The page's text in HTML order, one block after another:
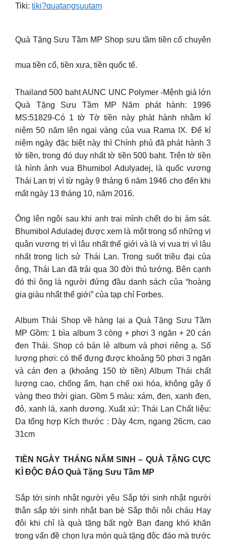
Tiki: tiki?quatangsuutam
Quà Tặng Sưu Tầm MP Shop sưu tầm tiền cổ chuyên
mua tiền cổ, tiền xưa, tiền quốc tế.
Thailand 500 baht AUNC UNC Polymer -Mệnh giá lớn
Quà Tặng Sưu Tầm MP Năm phát hành: 1996
MS:51829-Có 1 tờ Tờ tiền này phát hành nhằm kỉ
niệm 50 năm lên ngai vàng của vua Rama IX. Để kỉ
niệm ngày đặc biệt này thì Chính phủ đã phát hành 3
tờ tiền, trong đó duy nhất tờ tiền 500 baht. Trên tờ tiền
là hình ảnh vua Bhumibol Adulyadej, là quốc vương
Thái Lan trị vì từ ngày 9 tháng 6 năm 1946 cho đến khi
mất ngày 13 tháng 10, năm 2016.
Ông lên ngôi sau khi anh trai mình chết do bị ám sát.
Bhumibol Aduladej được xem là một trong số những vị
quân vương trị vì lâu nhất thế giới và là vị vua trị vì lâu
nhất trong lịch sử Thái Lan. Trong suốt triều đại của
ông, Thái Lan đã trải qua 30 đời thủ tướng. Bên cạnh
đó thì ông là người đứng đầu danh sách của “hoàng
gia giàu nhất thế giới” của tạp chí Forbes.
Album Thái Shop về hàng lại ạ Quà Tặng Sưu Tầm
MP Gồm: 1 bìa album 3 còng + phơi 3 ngăn + 20 cán
đen Thái. Shop có bán lẻ album và phơi riêng ạ. Số
lượng phơi: có thể đựng được khoảng 50 phơi 3 ngăn
và cán đen ạ (khoảng 150 tờ tiền) Album Thái chất
lượng cao, chống ẩm, hạn chế oxi hóa, không gây ố
vàng theo thời gian. Gồm 5 màu: xám, đen, xanh đen,
đỏ, xanh lá, xanh dương. Xuất xứ: Thái Lan Chất liệu:
Da tổng hợp Kích thước : Dày 4cm, ngang 26cm, cao
31cm
TIỀN NGÀY THÁNG NĂM SINH – QUÀ TẶNG CỰC
KÌ ĐỘC ĐÁO Quà Tặng Sưu Tầm MP
Sắp tới sinh nhật người yêu Sắp tới sinh nhật người
thân sắp tới sinh nhật bạn bè Sắp thôi nôi cháu Hay
đôi khi chỉ là quà tặng bất ngờ Bạn đang khó khăn
trong vấn đề chọn lựa món quà tặng độc đáo mà trước